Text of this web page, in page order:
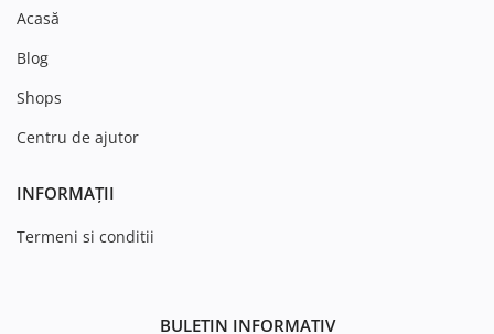
Acasă
Blog
Shops
Centru de ajutor
INFORMAȚII
Termeni si conditii
BULETIN INFORMATIV